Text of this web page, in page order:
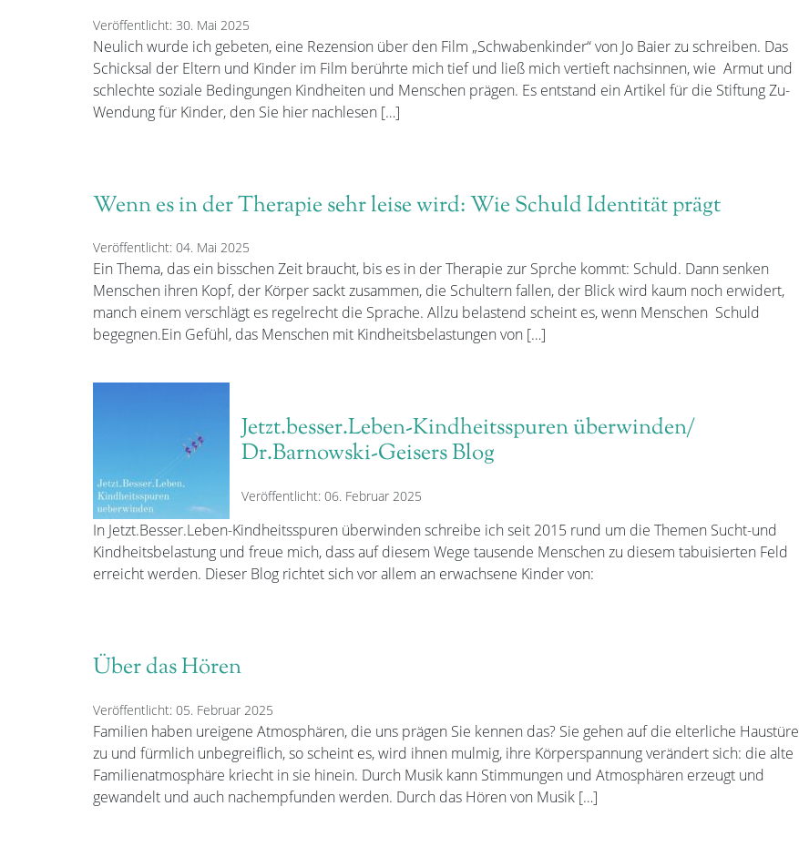
Veröffentlicht: 30. Mai 2025
Neulich wurde ich gebeten, eine Rezension über den Film „Schwabenkinder“ von Jo Baier zu schreiben. Das
Schicksal der Eltern und Kinder im Film berührte mich tief und ließ mich vertieft nachsinnen, wie Armut und
schlechte soziale Bedingungen Kindheiten und Menschen prägen. Es entstand ein Artikel für die Stiftung Zu-
Wendung für Kinder, den Sie hier nachlesen […]
Wenn es in der Therapie sehr leise wird: Wie Schuld Identität prägt
Veröffentlicht: 04. Mai 2025
Ein Thema, das ein bisschen Zeit braucht, bis es in der Therapie zur Sprche kommt: Schuld. Dann senken
Menschen ihren Kopf, der Körper sackt zusammen, die Schultern fallen, der Blick wird kaum noch erwidert,
manch einem verschlägt es regelrecht die Sprache. Allzu belastend scheint es, wenn Menschen Schuld
begegnen.Ein Gefühl, das Menschen mit Kindheitsbelastungen von […]
Jetzt.besser.Leben-Kindheitsspuren überwinden/
Dr.Barnowski-Geisers Blog
Veröffentlicht: 06. Februar 2025
In Jetzt.Besser.Leben-Kindheitsspuren überwinden schreibe ich seit 2015 rund um die Themen Sucht-und
Kindheitsbelastung und freue mich, dass auf diesem Wege tausende Menschen zu diesem tabuisierten Feld
erreicht werden. Dieser Blog richtet sich vor allem an erwachsene Kinder von:
Über das Hören
Veröffentlicht: 05. Februar 2025
Familien haben ureigene Atmosphären, die uns prägen Sie kennen das? Sie gehen auf die elterliche Haustüre
zu und fürmlich unbegreiflich, so scheint es, wird ihnen mulmig, ihre Körperspannung verändert sich: die alte
Familienatmosphäre kriecht in sie hinein. Durch Musik kann Stimmungen und Atmosphären erzeugt und
gewandelt und auch nachempfunden werden. Durch das Hören von Musik […]